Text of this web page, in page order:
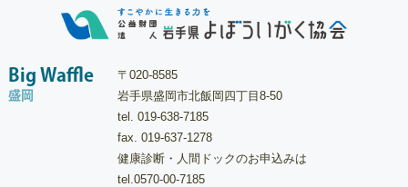
Big Waffle
盛岡
〒020-8585
岩手県盛岡市北飯岡四丁目8-50
tel. 019-638-7185
fax. 019-637-1278
健康診断・人間ドックのお申込みは
tel. 0570-00-7185